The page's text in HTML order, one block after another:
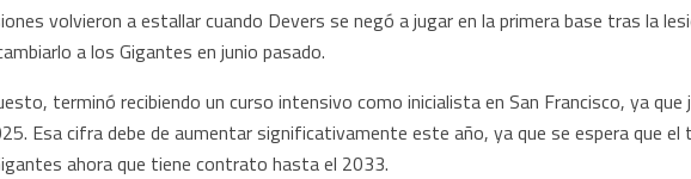
volvieron a estallar cuando Devers se negó a jugar en la primera base tras la
a los Gigantes en junio pasado.
terminó recibiendo un curso intensivo como inicialista en San Francisco, ya
Esa cifra debe de aumentar significativamente este año, ya que se espera que
ahora que tiene contrato hasta el 2033.